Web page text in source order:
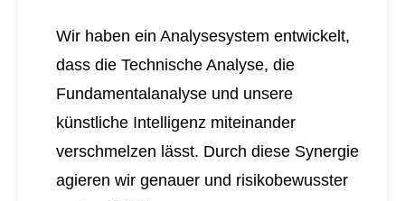
Wir haben ein Analysesystem entwickelt,
dass die Technische Analyse, die
Fundamentalanalyse und unsere
künstliche Intelligenz miteinander
verschmelzen lässt. Durch diese Synergie
agieren wir genauer und risikobewusster